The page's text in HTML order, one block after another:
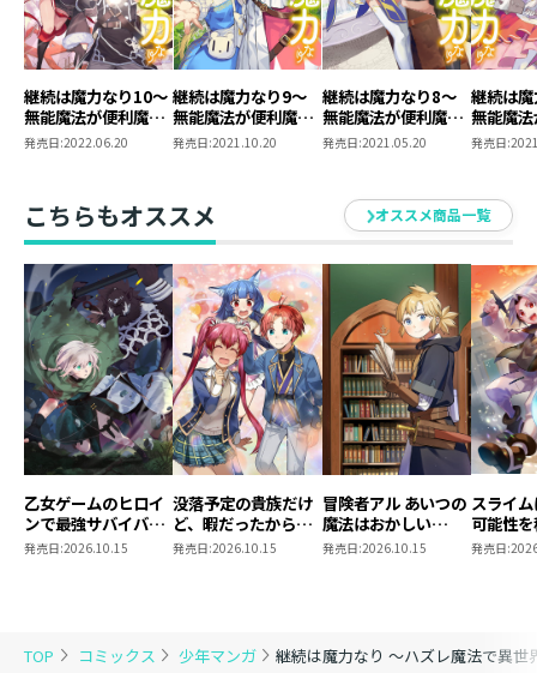
TOP コミックス 少年マンガ 継続は魔力なり ～ハズレ魔法で異世
継続は魔力なり10～
無能魔法が便利魔法
に進化を遂げました
発売日:2022.06.20
継続は魔力なり9～
無能魔法が便利魔法
に進化を遂げました
発売日:2021.10.20
継続は魔力なり8～
無能魔法が便利魔法
に進化を遂げました
発売日:2021.05.20
継続は
無能魔
に進化
発売日:
こちらもオススメ オススメ商品一覧
乙女ゲームのヒロイ
ンで最強サバイバル
@COMIC 第9巻
発売日:2026.10.15
没落予定の貴族だけ
ど、暇だったから魔
法を極めてみた
発売日:2026.10.15
冒険者アル あいつの
魔法はおかしい
@COMIC 第5巻
発売日:2026.10.15
スライ
可能性
～２回
発売日: